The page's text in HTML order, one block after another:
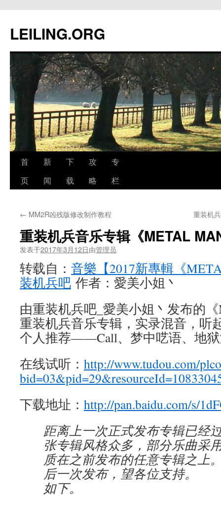
文
LEILING.ORG
首
页
新
闻
下
载
攻
略
专
栏
← MM2R凶残版修改制作教程 重装机
重装机兵音乐专辑《METAL
发表于2017年3月12日由管理员
转载自： 音樂【2017新專輯《
装机兵吧 作者：愛美小姐丶
由重装机兵吧_愛美小姐丶发布的
重装机兵音乐专辑，实录混音，听
个人推荐——Call、梦中呓语、地
在线试听： http://www.tudou.com/
下载地址： http://pan.baidu.com/s/
距离上一次正式发布专辑已经
张专辑风格众多，部分乐曲采
质在之前发布的任意专辑之上
后一次发布，望各位支持。
如下。